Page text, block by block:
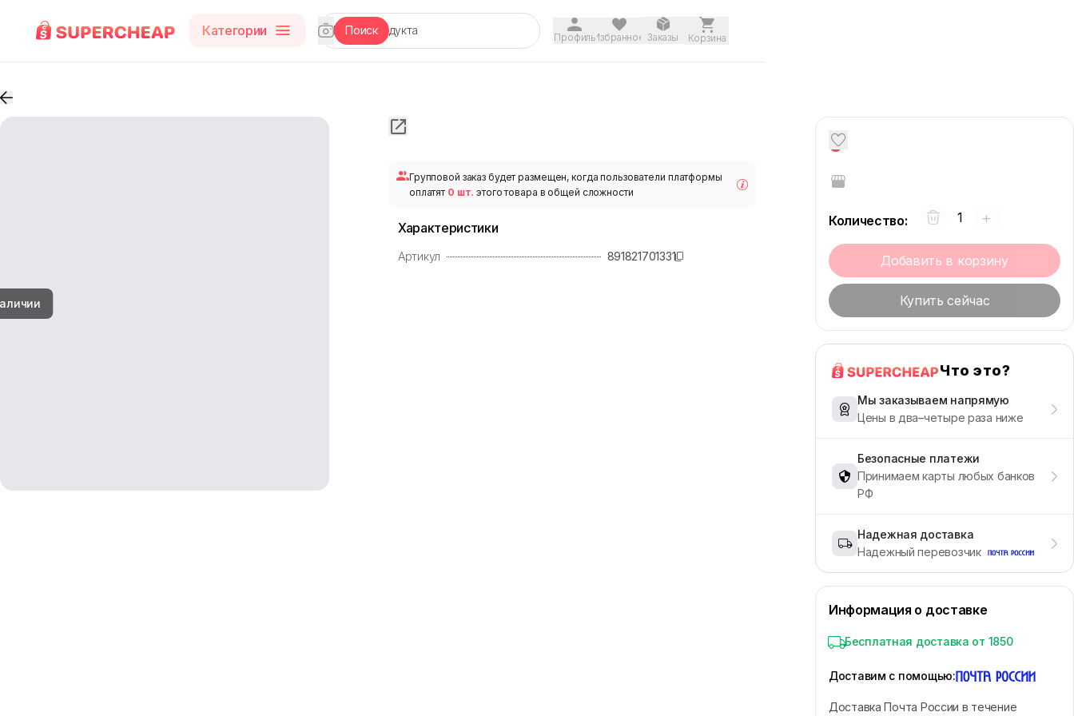
Категории Поиск ПрофильИзбранное Заказы Корзина
Групповой заказ будет размещен, когда пользователи платформы
оплатят 0 шт. этого товара в общей сложности
Характеристики
Артикул 891821701331
0
Количество: +
Добавить в корзину
Купить сейчас
Что это?
Мы заказываем напрямую
Цены в два–четыре раза ниже
Безопасные платежи
Принимаем карты любых банков
РФ
Надежная доставка
Надежный перевозчик
Информация о доставке
Бесплатная доставка от 1850
Доставим с помощью:
Доставка Почта России в течение